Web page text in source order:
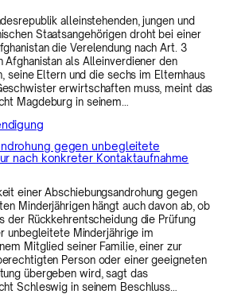
alleinstehenden, jungen und
Staatsangehörigen droht bei einer
die Verelendung nach Art. 3
Afghanistan als Alleinverdiener den
seine Eltern und die sechs im Elternhaus
erwirtschaften muss, meint das
Magdeburg in seinem…
gegen unbegleitete
nach konkreter Kontaktaufnahme
einer Abschiebungsandrohung gegen
Minderjährigen hängt auch davon ab, ob
der Rückkehrentscheidung die Prüfung
unbegleitete Minderjährige im
Mitglied seiner Familie, einer zur
Person oder einer geeigneten
übergeben wird, sagt das
Schleswig in seinem Beschluss…